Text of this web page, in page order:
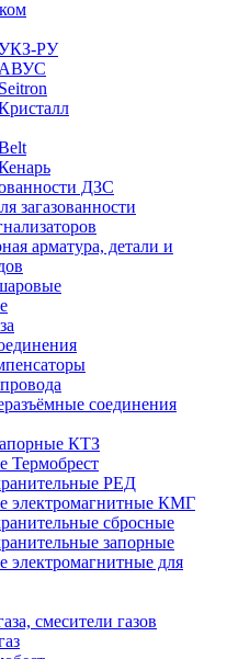
УКЗ-РУ
АВУС
ДЗС
загазованности
арматура, детали и
соединения
КТЗ
Термобрест
РЕД
электромагнитные КМГ
сбросные
запорные
электромагнитные для
смесители газов